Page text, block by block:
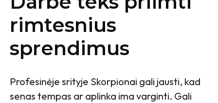
rimtesnius
sprendimus
Profesinėje srityje Skorpionai gali jausti, kad
senas tempas ar aplinka ima varginti. Gali